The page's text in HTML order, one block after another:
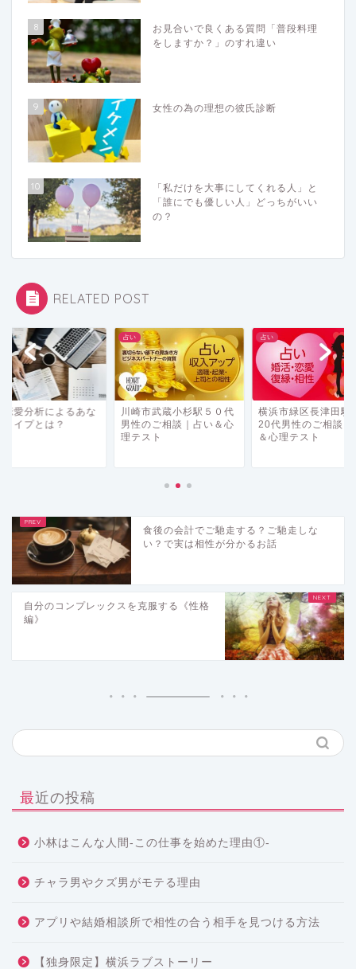
8
お見合いで良くある質問「普段料理
をしますか？」のすれ違い
9 女性の為の理想の彼氏診断
10
「私だけを大事にしてくれる人」と
「誰にでも優しい人」どっちがいい
の？
RELATED POST
市武蔵小杉駅５０代
のご相談｜占い＆心
占い
横浜市緑区長津田駅から
20代男性のご相談｜占い
＆心理テスト
占い
過去恋愛分析による
たのタイプとは？
食後の会計でご馳走する？ご馳走しな
い？で実は相性が分かるお話
自分のコンプレックスを克服する《性格
編》
最近の投稿
小林はこんな人間-この仕事を始めた理由①-
チャラ男やクズ男がモテる理由
アプリや結婚相談所で相性の合う相手を見つける方法
【独身限定】横浜ラブストーリー